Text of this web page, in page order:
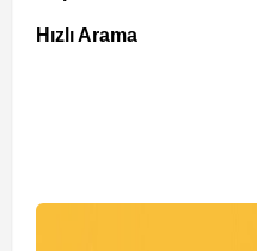
Hızlı Arama